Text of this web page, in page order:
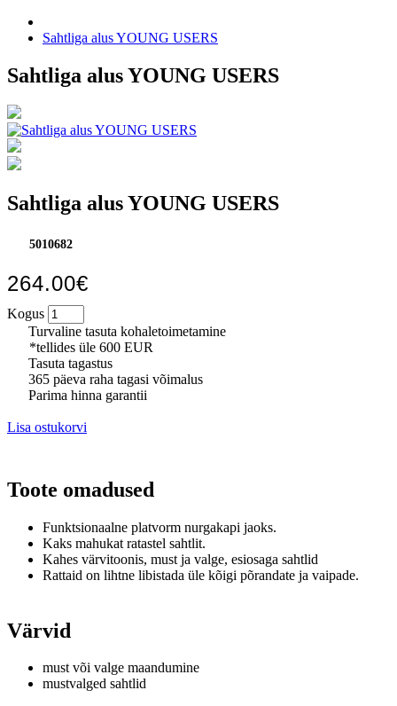
Sahtliga alus YOUNG USERS
Sahtliga alus YOUNG USERS
Sahtliga alus YOUNG USERS
5010682
264.00€
Kogus
Turvaline tasuta kohaletoimetamine
*tellides üle 600 EUR
Tasuta tagastus
365 päeva raha tagasi võimalus
Parima hinna garantii
Lisa ostukorvi
Toote omadused
Funktsionaalne platvorm nurgakapi jaoks.
Kaks mahukat ratastel sahtlit.
Kahes värvitoonis, must ja valge, esiosaga sahtlid
Rattaid on lihtne libistada üle kõigi põrandate ja vaipade.
Värvid
must või valge maandumine
mustvalged sahtlid